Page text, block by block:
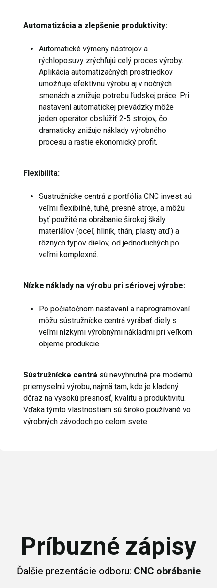
Automatizácia a zlepšenie produktivity:
Automatické výmeny nástrojov a
rýchloposuvy zrýchľujú celý proces výroby.
Aplikácia automatizačných prostriedkov
umožňuje efektívnu výrobu aj v nočných
smenách a znižuje potrebu ľudskej práce. Pri
nastavení automatickej prevádzky môže
jeden operátor obslúžiť 2-5 strojov, čo
dramaticky znižuje náklady výrobného
procesu a rastie ekonomický profit.
Flexibilita:
Sústružnícke centrá z portfólia CNC invest sú
veľmi flexibilné, tuhé, presné stroje, a môžu
byť použité na obrábanie širokej škály
materiálov (oceľ, hliník, titán, plasty atď.) a
rôznych typov dielov, od jednoduchých po
veľmi komplexné.
Nízke náklady na výrobu pri sériovej výrobe:
Po počiatočnom nastavení a naprogramovaní
môžu sústružnícke centrá vyrábať diely s
veľmi nízkymi výrobnými nákladmi pri veľkom
objeme produkcie.
Sústružnícke centrá sú nevyhnutné pre modernú
priemyselnú výrobu, najmä tam, kde je kladený
dôraz na vysokú presnosť, kvalitu a produktivitu.
Vďaka týmto vlastnostiam sú široko používané vo
výrobných závodoch po celom svete.
Príbuzné zápisy
Ďalšie prezentácie odboru: CNC obrábanie